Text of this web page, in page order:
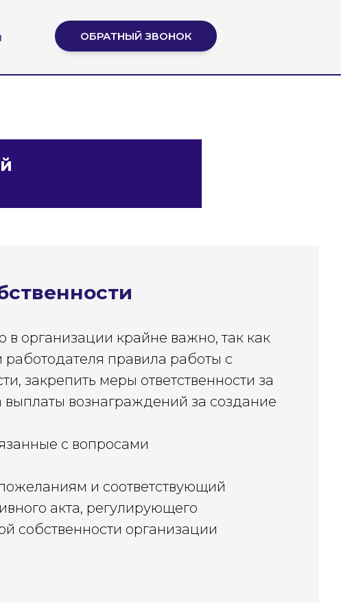
ОБРАТНЫЙ ЗВОНОК
организации крайне важно, так как
работодателя правила работы с
закрепить меры ответственности за
вознаграждений за создание
с вопросами
и соответствующий
акта, регулирующего
собственности организации